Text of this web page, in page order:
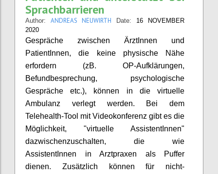
Sprachbarrieren
Author: ANDREAS NEUWIRTH Date: 16 NOVEMBER
2020
Gespräche zwischen ÄrztInnen und
PatientInnen, die keine physische Nähe
erfordern (zB. OP-Aufklärungen,
Befundbesprechung, psychologische
Gespräche etc.), können in die virtuelle
Ambulanz verlegt werden. Bei dem
Telehealth-Tool mit Videokonferenz gibt es die
Möglichkeit, "virtuelle AssistentInnen"
dazwischenzuschalten, die wie
AssistentInnen in Arztpraxen als Puffer
dienen. Zusätzlich können für nicht-